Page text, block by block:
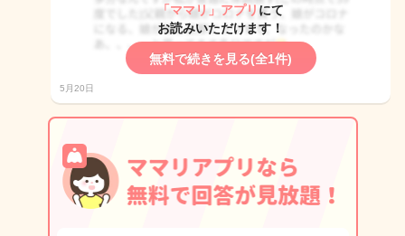
「ママリ」アプリ にて
お読みいただけます！
無料で続きを見る(全1件)
5月20日